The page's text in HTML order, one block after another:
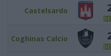
Castelsardo
Coghinas Calcio